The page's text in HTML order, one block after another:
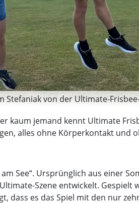
von der Ultimate-
kaum jemand kennt Ultimate
alles ohne Körperkontakt und
See“. Ursprünglich aus einer
Szene entwickelt. Gespielt
dass es das Spiel mit den nur